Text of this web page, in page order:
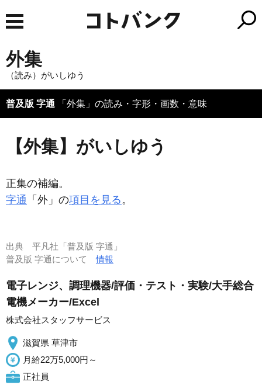
外集
（読み）がいしゆう
普及版 字通 「外集」の読み・字形・画数・意味
【外集】がいしゆう
正集の補編。
字通 「外」の項目を見る。
出典 平凡社「普及版 字通」
普及版 字通について情報
電子レンジ、調理機器/評価・テスト・実験/大手総合
電機メーカー/Excel
株式会社スタッフサービス
滋賀県 草津市
月給22万5,000円～
正社員